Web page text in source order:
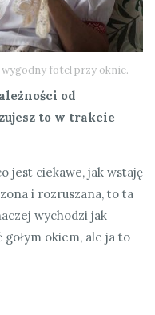
fotel przy oknie.
od
to w trakcie
jest ciekawe, jak wstaję
i rozruszana, to ta
wychodzi jak
okiem, ale ja to